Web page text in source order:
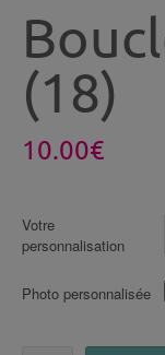
(18)
10.00€
Votre
personnalisation
Photo personnalisée